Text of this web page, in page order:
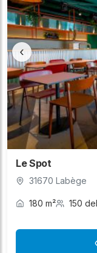
‹
Le Spot
31670 Labège
180 m² 150